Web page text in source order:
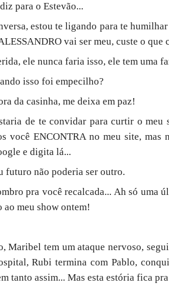
para o Estevão...
estou te ligando para te
vai ser meu, custe o que
ele nunca faria isso, ele tem uma
isso foi empecilho?
da casinha, me deixa em paz!
de te convidar para curtir o meu
você ENCONTRA no meu site, mas
e digita lá...
futuro não poderia ser outro.
pra você recalcada... Ah só uma
ao meu show ontem!
Maribel tem um ataque nervoso,
Rubi termina com Pablo,
tanto assim... Mas esta estória fica